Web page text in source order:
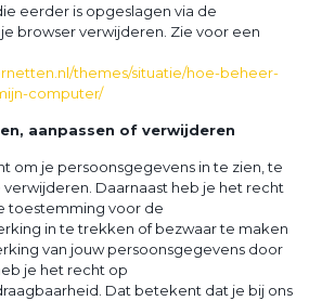
eerder is opgeslagen via de
browser verwijderen. Zie voor een
themes/situatie/hoe-beheer-
computer/
aanpassen of verwijderen
om je persoonsgegevens in te zien, te
Daarnaast heb je het recht
toestemming voor de
in te trekken of bezwaar te maken
van jouw persoonsgegevens door
je het recht op
Dat betekent dat je bij ons